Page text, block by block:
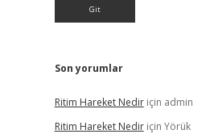
Son yorumlar
Ritim Hareket Nediriçin admin
Ritim Hareket Nediriçin Yörük